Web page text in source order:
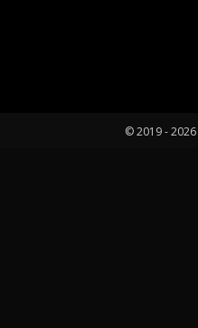
© 2019 -2026